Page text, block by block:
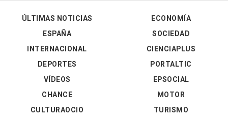
ÚLTIMAS NOTICIAS
ESPAÑA
INTERNACIONAL
DEPORTES
VÍDEOS
ECONOMÍA
SOCIEDAD
CIENCIAPLUS
PORTALTIC
EPSOCIAL
CHANCE
CULTURAOCIO
MOTOR
TURISMO